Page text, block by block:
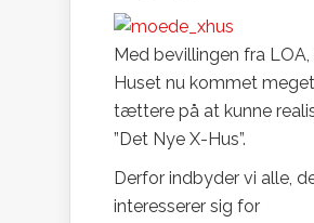
Med bevillingen fra LOA,
Huset nu kommet meget
tættere på at kunne
”Det Nye X-Hus”.
Derfor indbyder vi alle,
interesserer sig for